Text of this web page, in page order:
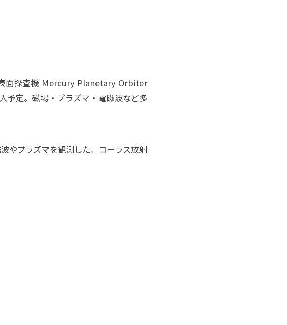
面探査機 Mercury Planetary Orbiter
予定。磁場・プラズマ・電磁波など多
やプラズマを観測した。コーラス放射